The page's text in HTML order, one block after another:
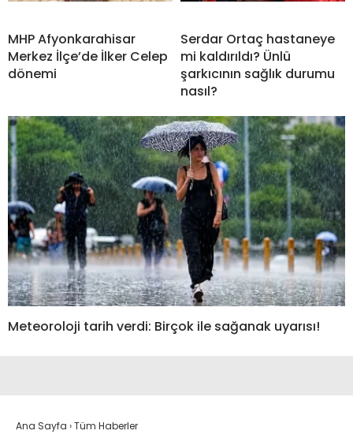
MHP Afyonkarahisar
Merkez İlçe’de İlker Celep
dönemi
Serdar Ortaç hastaneye
mi kaldırıldı? Ünlü
şarkıcının sağlık durumu
nasıl?
Meteoroloji tarih verdi: Birçok ile sağanak uyarısı!
Ana Sayfa ›Tüm Haberler